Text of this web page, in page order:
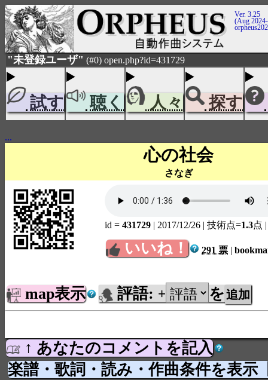
Ver. 3.25
(Aug
"未登録ユーザ" (#0) open.php?id=431729
試す 聴く 人々 探す
...
心の社会
さなぎ
id = 431729 | 2017/12/26 | 技術点=1.3点
いいね！ 291 票 |
map表示 評語: + を
↑ あなたのコメントを記入
楽譜・歌詞・読み・作曲条件を表示